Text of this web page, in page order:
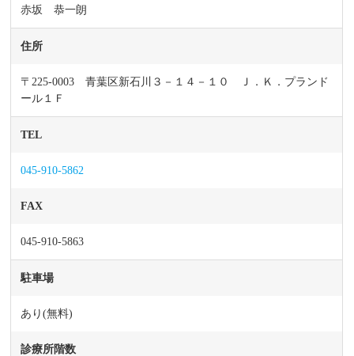
赤坂 恭一朗
住所
〒225-0003 青葉区新石川３－１４－１０ Ｊ．Ｋ．プランド
ール１Ｆ
TEL
045-910-5862
FAX
045-910-5863
駐車場
あり(無料)
診療所階数